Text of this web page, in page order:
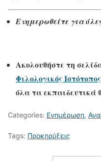
Ενημερωθείτε για
Ακολουθήστε τη
Φιλολογικός Ιστότοπος
όλα τα εκπαιδευτικά
Categories: Ενημέρωση,
Tags: Προκηρύξεις